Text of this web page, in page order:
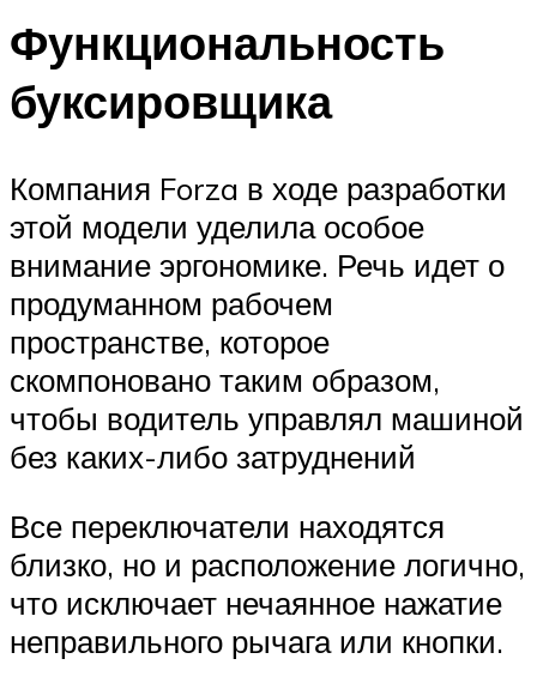
Функциональность
буксировщика
Компания Forza в ходе разработки
этой модели уделила особое
внимание эргономике. Речь идет о
продуманном рабочем
пространстве, которое
скомпоновано таким образом,
чтобы водитель управлял машиной
без каких-либо затруднений
Все переключатели находятся
близко, но и расположение логично,
что исключает нечаянное нажатие
неправильного рычага или кнопки.